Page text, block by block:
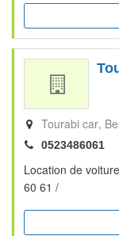
Tourabi car
0523486061
Location de
60 61 /